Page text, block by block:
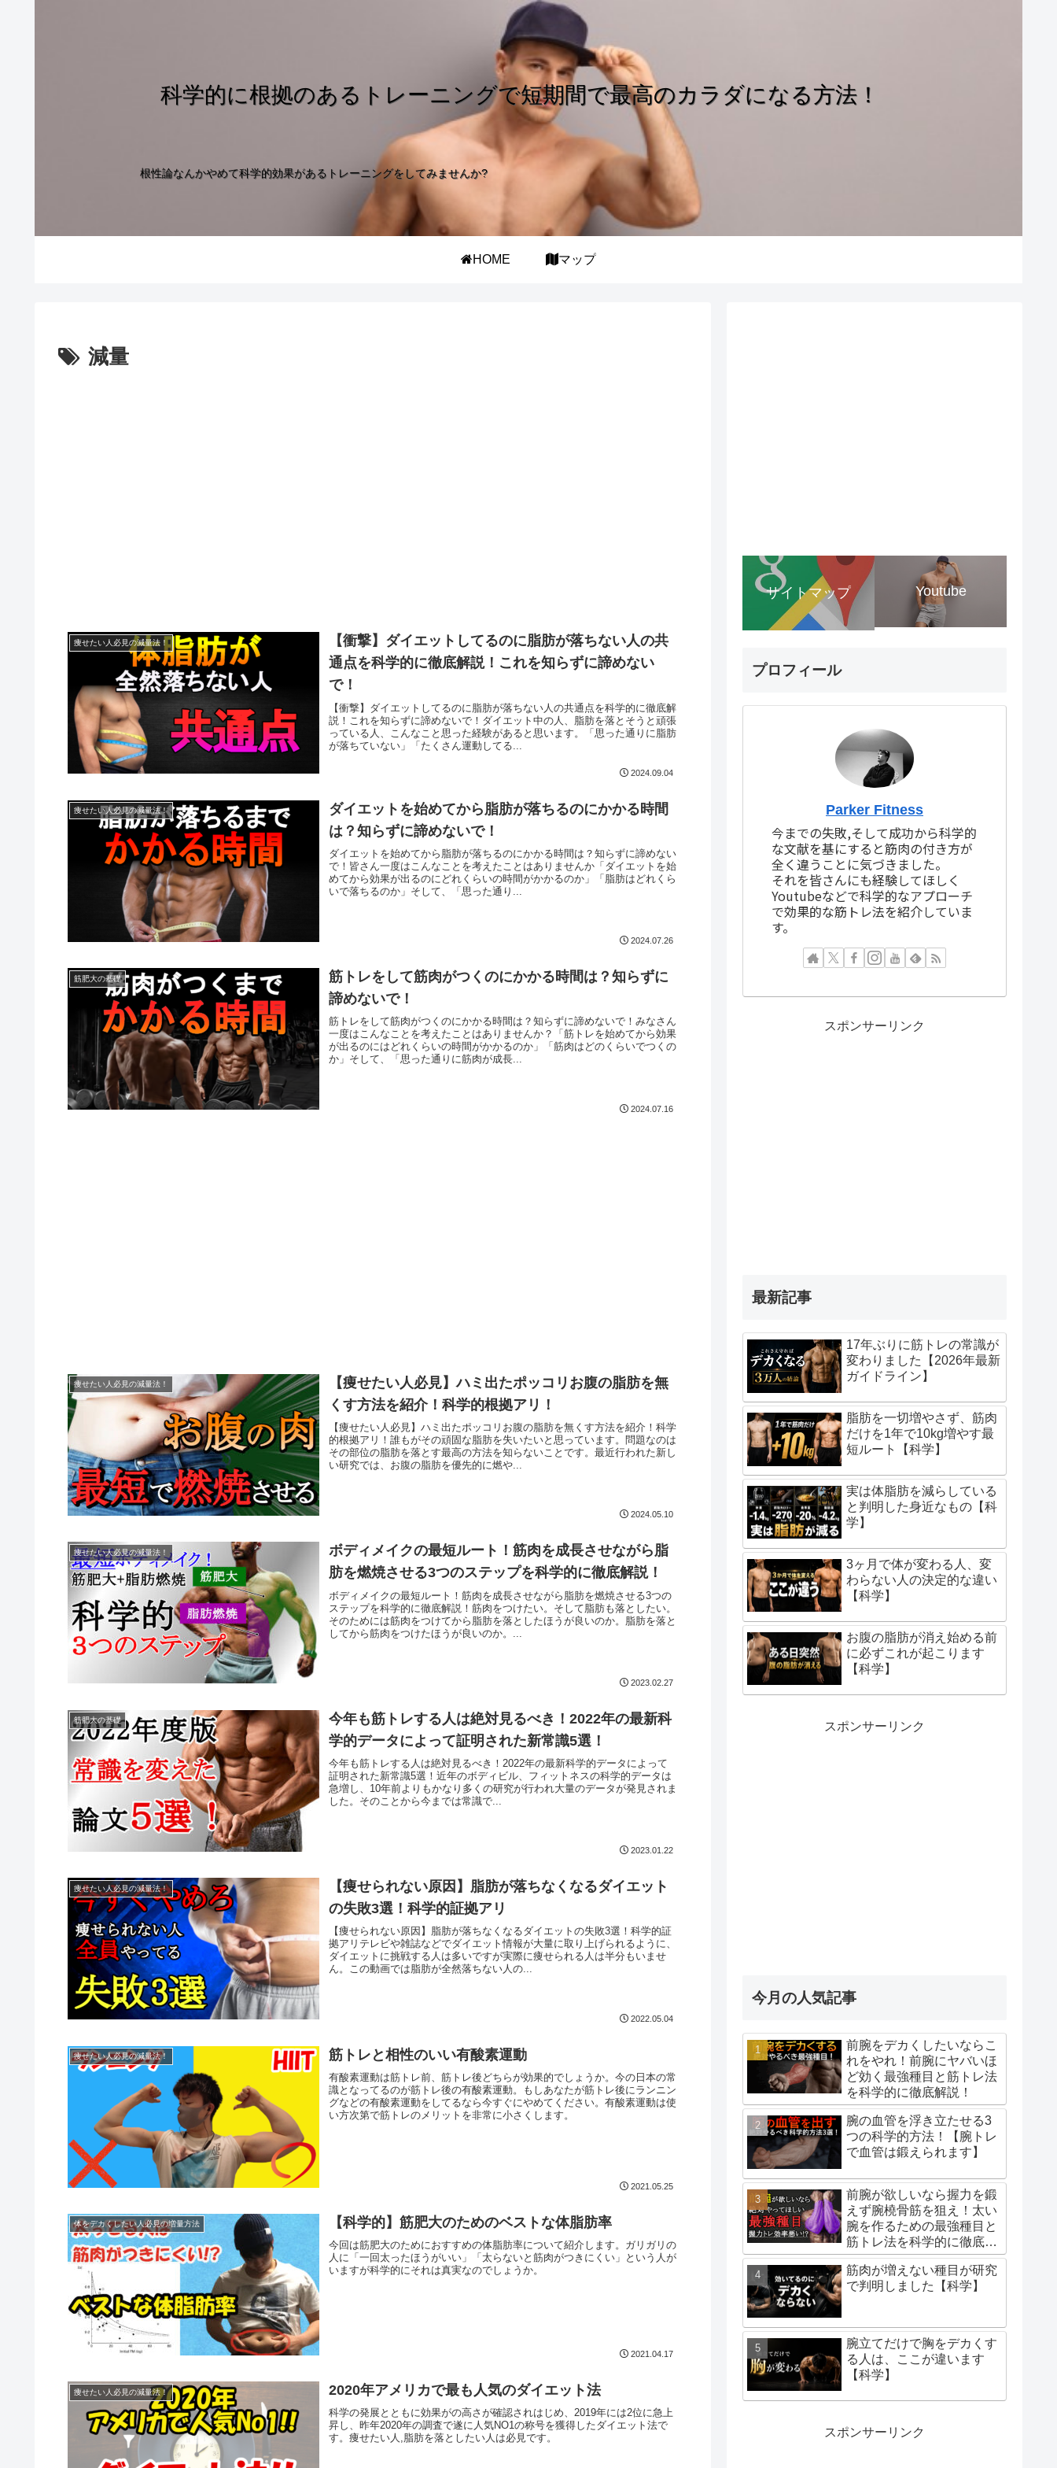
科学的に根拠のあるトレーニングで短期間で最高のカラダになる方法！
根性論なんかやめて科学的効果があるトレーニングをしてみませんか?
HOME マップ
減量
痩せたい人必見の減量法！
【衝撃】ダイエットしてるのに脂肪が落ちない人の共
通点を科学的に徹底解説！これを知らずに諦めない
で！
【衝撃】ダイエットしてるのに脂肪が落ちない人の共通点を科学的に徹底解
説！これを知らずに諦めないで！ダイエット中の人、脂肪を落とそうと頑張
っている人、こんなこと思った経験があると思います。「思った通りに脂肪
が落ちていない」「たくさん運動してる...
2024.09.04
痩せたい人必見の減量法！
ダイエットを始めてから脂肪が落ちるのにかかる時間
は？知らずに諦めないで！
ダイエットを始めてから脂肪が落ちるのにかかる時間は？知らずに諦めない
で！皆さん一度はこんなことを考えたことはありませんか「ダイエットを始
めてから効果が出るのにどれくらいの時間がかかるのか」「脂肪はどれくら
いで落ちるのか」そして、「思った通り...
2024.07.26
筋肥大の基礎
筋トレをして筋肉がつくのにかかる時間は？知らずに
諦めないで！
筋トレをして筋肉がつくのにかかる時間は？知らずに諦めないで！みなさん
一度はこんなことを考えたことはありませんか？「筋トレを始めてから効果
が出るのにはどれくらいの時間がかかるのか」「筋肉はどのくらいでつくの
か」そして、「思った通りに筋肉が成長...
2024.07.16
痩せたい人必見の減量法！
【痩せたい人必見】ハミ出たポッコリお腹の脂肪を無
くす方法を紹介！科学的根拠アリ！
【痩せたい人必見】ハミ出たポッコリお腹の脂肪を無くす方法を紹介！科学
的根拠アリ！誰もがその頑固な脂肪を失いたいと思っています。問題なのは
その部位の脂肪を落とす最高の方法を知らないことです。最近行われた新し
い研究では、お腹の脂肪を優先的に燃や...
2024.05.10
痩せたい人必見の減量法！
ボディメイクの最短ルート！筋肉を成長させながら脂
肪を燃焼させる3つのステップを科学的に徹底解説！
ボディメイクの最短ルート！筋肉を成長させながら脂肪を燃焼させる3つの
ステップを科学的に徹底解説！筋肉をつけたい。そして脂肪も落としたい。
そのためには筋肉をつけてから脂肪を落としたほうが良いのか。脂肪を落と
してから筋肉をつけたほうが良いのか。...
2023.02.27
筋肥大の基礎
今年も筋トレする人は絶対見るべき！2022年の最新科
学的データによって証明された新常識5選！
今年も筋トレする人は絶対見るべき！2022年の最新科学的データによって
証明された新常識5選！近年のボディビル、フィットネスの科学的データは
急増し、10年前よりもかなり多くの研究が行われ大量のデータが発見されま
した。そのことから今までは常識で...
2023.01.22
痩せたい人必見の減量法！
【痩せられない原因】脂肪が落ちなくなるダイエット
の失敗3選！科学的証拠アリ
【痩せられない原因】脂肪が落ちなくなるダイエットの失敗3選！科学的証
拠アリテレビや雑誌などでダイエット情報が大量に取り上げられるように、
ダイエットに挑戦する人は多いですが実際に痩せられる人は半分もいませ
ん。この動画では脂肪が全然落ちない人の...
2022.05.04
痩せたい人必見の減量法！ 筋トレと相性のいい有酸素運動
有酸素運動は筋トレ前、筋トレ後どちらが効果的でしょうか。今の日本の常
識となってるのが筋トレ後の有酸素運動。もしあなたが筋トレ後にランニン
グなどの有酸素運動をしてるなら今すぐにやめてください。有酸素運動は使
い方次第で筋トレのメリットを非常に小さくします。
2021.05.25
体をデカくしたい人必見の増量方法 【科学的】筋肥大のためのベストな体脂肪率
今回は筋肥大のためにおすすめの体脂肪率について紹介します。ガリガリの
人に「一回太ったほうがいい」「太らないと筋肉がつきにくい」という人が
いますが科学的にそれは真実なのでしょうか。
2021.04.17
痩せたい人必見の減量法！ 2020年アメリカで最も人気のダイエット法
科学の発展とともに効果がの高さが確認されはじめ、2019年には2位に急上
昇し、昨年2020年の調査で遂に人気NO1の称号を獲得したダイエット法で
す。痩せたい人,脂肪を落としたい人は必見です。
サイトマップ Youtube
プロフィール
Parker Fitness
今までの失敗,そして成功から科学的
な文献を基にすると筋肉の付き方が
全く違うことに気づきました。
それを皆さんにも経験してほしく
Youtubeなどで科学的なアプローチ
で効果的な筋トレ法を紹介していま
す。
スポンサーリンク
最新記事
17年ぶりに筋トレの常識が
変わりました【2026年最新
ガイドライン】
脂肪を一切増やさず、筋肉
だけを1年で10kg増やす最
短ルート【科学】
実は体脂肪を減らしている
と判明した身近なもの【科
学】
3ヶ月で体が変わる人、変
わらない人の決定的な違い
【科学】
お腹の脂肪が消え始める前
に必ずこれが起こります
【科学】
スポンサーリンク
今月の人気記事
前腕をデカくしたいならこ
れをやれ！前腕にヤバいほ
ど効く最強種目と筋トレ法
を科学的に徹底解説！
腕の血管を浮き立たせる3
つの科学的方法！【腕トレ
で血管は鍛えられます】
前腕が欲しいなら握力を鍛
えず腕橈骨筋を狙え！太い
腕を作るための最強種目と
筋トレ法を科学的に徹底解
説！
筋肉が増えない種目が研究
で判明しました【科学】
腕立てだけで胸をデカくす
る人は、ここが違います
【科学】
スポンサーリンク